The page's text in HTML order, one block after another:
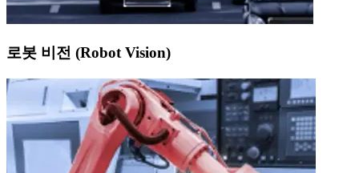
로봇 비전 (Robot Vision)